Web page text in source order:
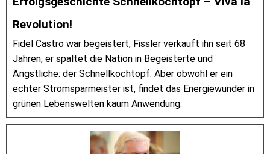
Revolution!
Fidel Castro war begeistert, Fissler verkauft ihn seit 68
Jahren, er spaltet die Nation in Begeisterte und
Ängstliche: der Schnellkochtopf. Aber obwohl er ein
echter Stromsparmeister ist, findet das Energiewunder in
grünen Lebenswelten kaum Anwendung.